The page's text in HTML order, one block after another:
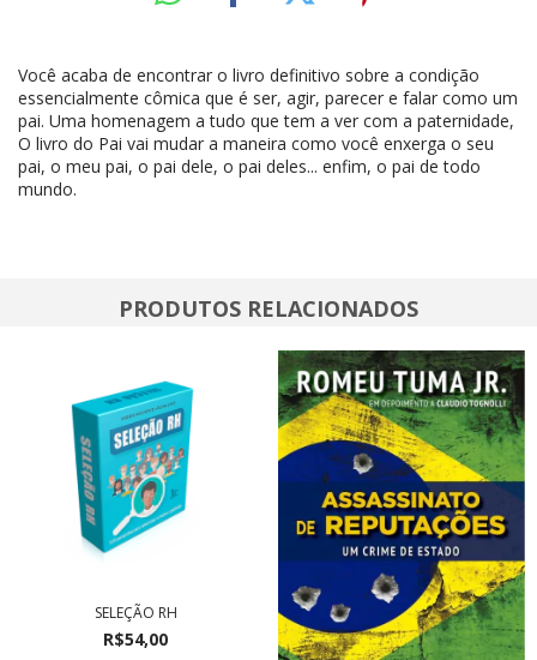
Você acaba de encontrar o livro definitivo sobre a condição
essencialmente cômica que é ser, agir, parecer e falar como um
pai. Uma homenagem a tudo que tem a ver com a paternidade,
O livro do Pai vai mudar a maneira como você enxerga o seu
pai, o meu pai, o pai dele, o pai deles... enfim, o pai de todo
mundo.
PRODUTOS RELACIONADOS
SELEÇÃO RH
R$54,00